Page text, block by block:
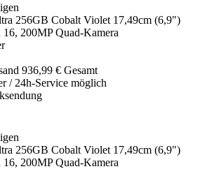
256GB Cobalt Violet 17,49cm (6,9")
200MP Quad-Kamera
936,99 € Gesamt
/ 24h-Service möglich
256GB Cobalt Violet 17,49cm (6,9")
200MP Quad-Kamera